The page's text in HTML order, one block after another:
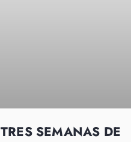
TRES SEMANAS DE